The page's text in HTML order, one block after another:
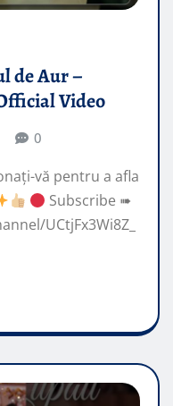
de Aur –
Video
0
vă pentru a afla
Subscribe ➠
UCtjFx3Wi8Z_